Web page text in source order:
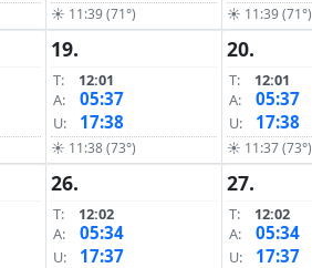
☀ 11:39 (71°) ☀ 11:39 (71°)
19.
T:
12:01
A:
05:37
U: 17:38
☀ 11:38 (73°)
20.
T:
12:01
A:
05:37
U: 17:38
☀ 11:37 (73°)
26.
T:
12:02
A:
05:34
U: 17:37
27.
T:
12:02
A:
05:34
U: 17:37